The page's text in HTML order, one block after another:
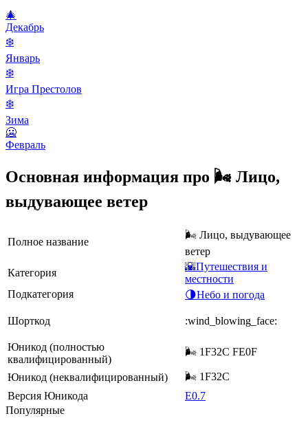
🎄
Декабрь
❄️
Январь
❄️
Игра Престолов
❄️
Зима
🥶
Февраль
Основная информация про 🌬️ Лицо,
выдувающее ветер
Полное название
🌬️ Лицо, выдувающее
ветер
Категория
🌇Путешествия и
местности
Подкатегория
🌗Небо и погода
Шорткод :wind_blowing_face:
Юникод (полностью
квалифицированный)
🌬️ 1F32C FE0F
Юникод (неквалифицированный)
🌬 1F32C
Версия Юникода
E0.7
Популярные